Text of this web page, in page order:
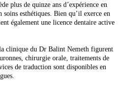
plus de quinze ans d’expérience en
esthétiques. Bien qu’il exerce en
également une licence dentaire active
clinique du Dr Balint Nemeth figurent
chirurgie orale, traitements de
de traduction sont disponibles en